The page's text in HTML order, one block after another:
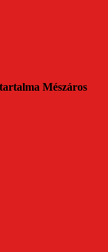
Mészáros